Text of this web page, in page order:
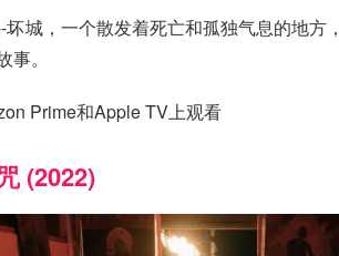
城，一个散发着死亡和孤独气息的地方
。
Prime和Apple TV上观看
(2022)